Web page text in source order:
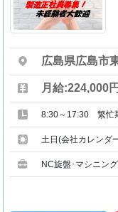
広島県広島市
月給:224,000
8:30～17:30 繁忙
土日(会社カレンダ
NC旋盤･マシニン